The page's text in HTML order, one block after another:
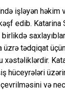
işləyən həkim
edib. Katarina
tədqiqat
xəstəliklərdir.
hüceyrələri
və